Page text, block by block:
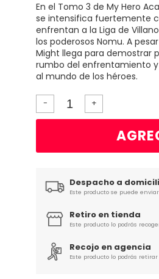
En el Tomo 3 de My Hero
se intensifica fuertemente
enfrentan a la Liga de
los poderosos Nomu. A
Might llega para demostrar
rumbo del enfrentamiento
al mundo de los héroes.
- +
Despacho a
Este producto se puede
Retiro en tienda
Este producto lo podrás
Recojo en agencia
Este producto lo podrás